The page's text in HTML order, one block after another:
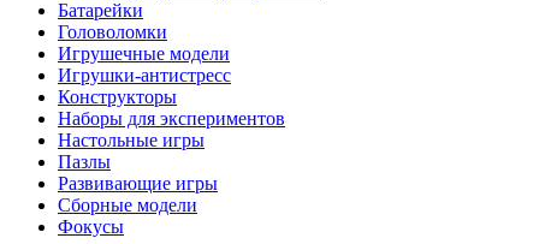
Батарейки
Головоломки
Игрушечные модели
Игрушки-антистресс
Конструкторы
Наборы для экспериментов
Настольные игры
Пазлы
Развивающие игры
Сборные модели
Фокусы